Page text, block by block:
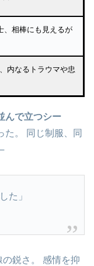
、相棒にも見えるが
内なるトラウマや忠
んで立つシー
た。 同じ制服、同
た」
鋭さ。 感情を抑